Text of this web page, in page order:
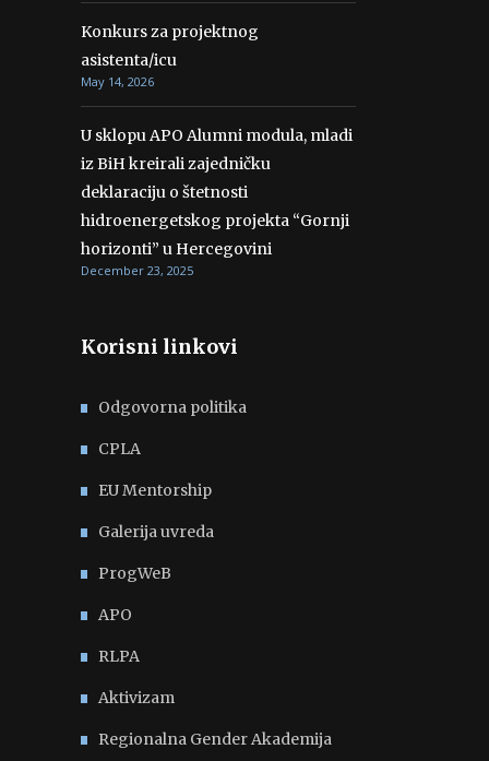
Konkurs za projektnog
asistenta/icu
May 14, 2026
U sklopu APO Alumni modula, mladi
iz BiH kreirali zajedničku
deklaraciju o štetnosti
hidroenergetskog projekta “Gornji
horizonti” u Hercegovini
December 23, 2025
Korisni linkovi
Odgovorna politika
CPLA
EU Mentorship
Galerija uvreda
ProgWeB
APO
RLPA
Aktivizam
Regionalna Gender Akademija